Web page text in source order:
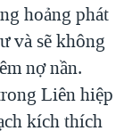
hoảng phát
và sẽ không
nợ nần.
Liên hiệp
kích thích